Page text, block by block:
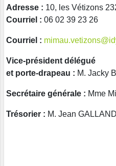
Adresse : 10, les Vétizons
Courriel : 06 02 39 23 26
Courriel :
Vice-président délégué
et porte-drapeau : M. Jacky
Secrétaire générale : Mme
Trésorier : M. Jean GALLAND